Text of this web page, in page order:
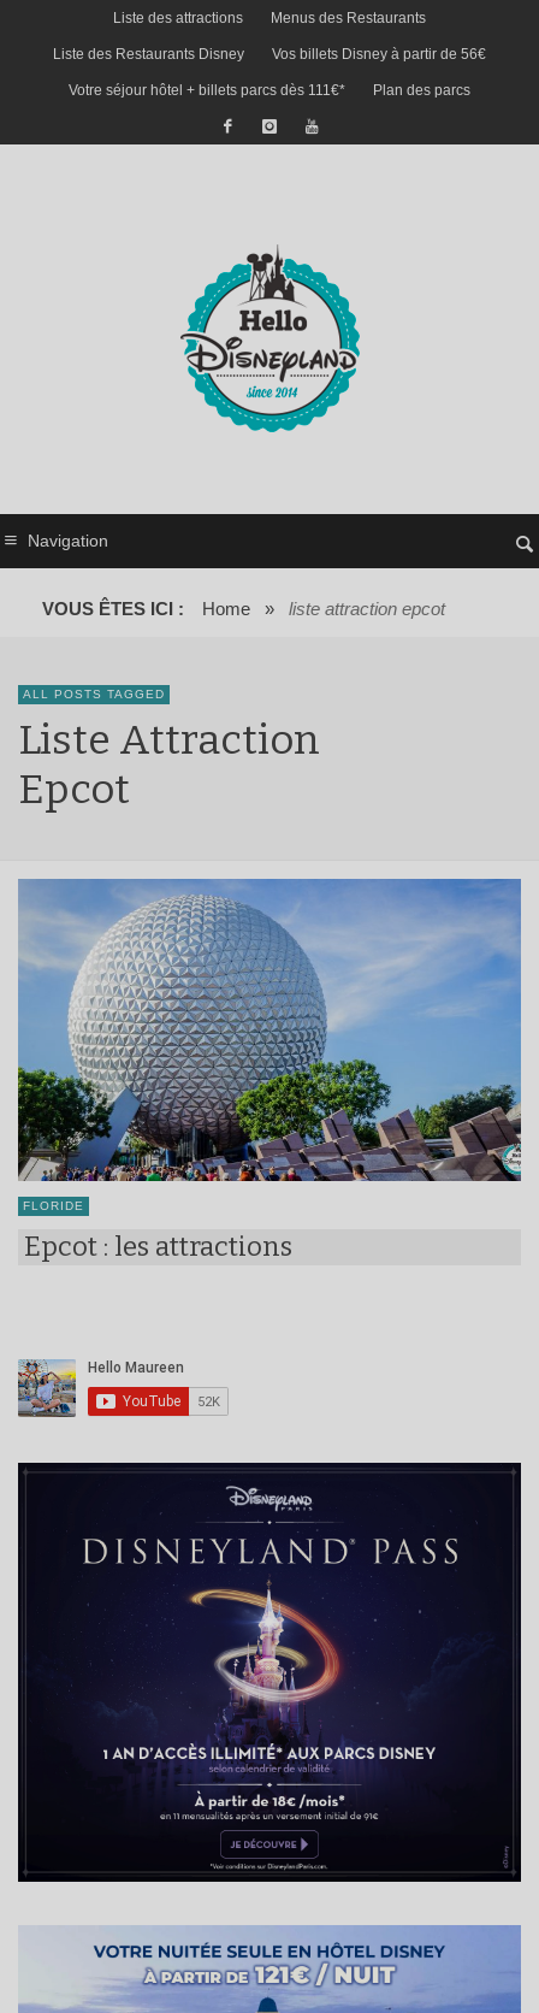
Liste des attractions Menus des Restaurants
Liste des Restaurants Disney Vos billets Disney à partir de 56€
Votre séjour hôtel + billets parcs dès 111€* Plan des parcs
Navigation
VOUS ÊTES ICI : Home » liste attraction epcot
ALL POSTS TAGGED
Liste Attraction
Epcot
FLORIDE
Epcot : les attractions